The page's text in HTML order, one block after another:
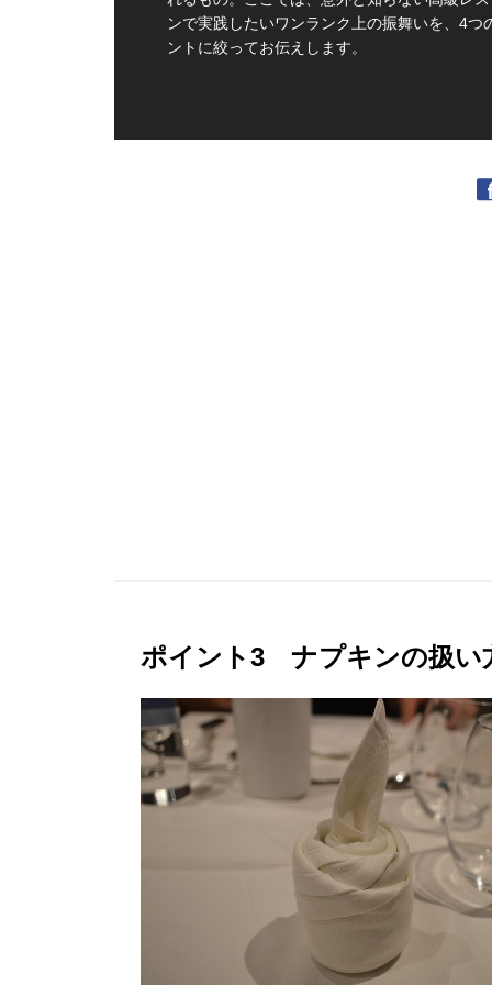
ンで実践したいワンランク上の振舞いを、4つ
ントに絞ってお伝えします。
ポイント3 ナプキンの扱い